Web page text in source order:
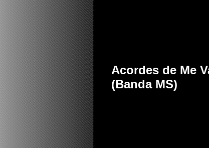
Acordes de Me
(Banda MS)